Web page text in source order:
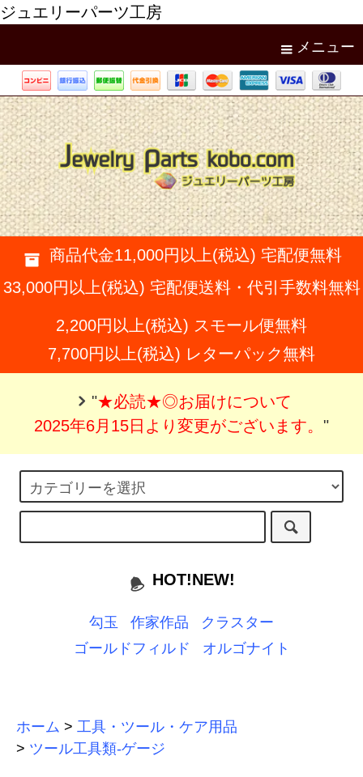
ジュエリーパーツ工房
メニュー
商品代金11,000円以上(税込) 宅配便無料
33,000円以上(税込) 宅配便送料・代引手数料無料
2,200円以上(税込) スモール便無料
7,700円以上(税込) レターパック無料
"★必読★◎お届けについて
2025年6月15日より変更がございます。 "
HOT!NEW!
勾玉 作家作品
クラスター
ゴールドフィルド
オルゴナイト
ホーム > 工具・ツール・ケア用品
> ツール工具類-ゲージ